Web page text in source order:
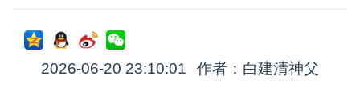
2026-06-20 23:10:01 作者：白建清神父